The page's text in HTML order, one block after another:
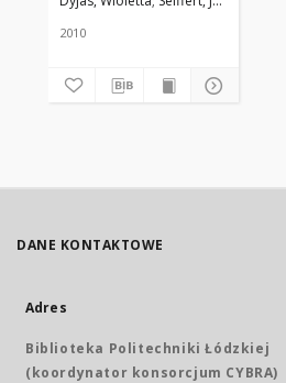
2010
DANE KONTAKTOWE
Adres
Biblioteka Politechniki Łódzkiej
(koordynator konsorcjum CYBRA)